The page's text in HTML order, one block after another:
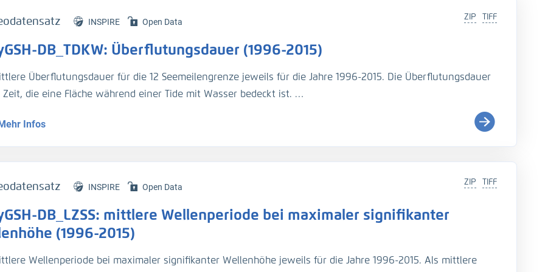
TIFF
ZIP
INSPIRE Open Data
DB_TDKW: Überflutungsdauer (1996-2015)
Überflutungsdauer für die 12 Seemeilengrenze jeweils für die Jahre 1996-2015. Die Überflutungsdauer
Zeit, die eine Fläche während einer Tide mit Wasser bedeckt ist.
Beschreibung der Analysemodi befindet sich im BAWiki (
http://wiki.baw.de/de/index.php/Tidekennwer
).
R., et.al., (2019), Validierungsdokument - EasyGSH-DB - Teil: UnTRIM-SediMorph-Unk, doi:
J., et.al., (2020), Flächenhafte Analysen numerischer Simulationen aus EasyGSH-DB, doi:
R., Plüß, A., Ihde, R., Freund, J., Dreier, N., Nehlsen, E., Schrage, N., Fröhle, P., Kösters, F. (2021): An
Infos
TIFF
ZIP
INSPIRE Open Data
DB_LZSS: mittlere Wellenperiode bei maximaler signifikanter
(1996-2015)
Wellenperiode bei maximaler signifikanter Wellenhöhe jeweils für die Jahre 1996-2015. Als mittlere